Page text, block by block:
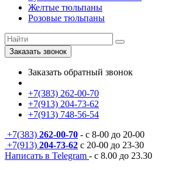
Желтые тюльпаны
Розовые тюльпаны
Заказать звонок
Заказать обратный звонок
+7(383) 262-00-70
+7(913) 204-73-62
+7(913) 748-56-54
+7(383) 262-00-70 - с 8-00 до 20-00
+7(913) 204-73-62 с 20-00 до 23-30
Написать в Telegram - с 8.00 до 23.30